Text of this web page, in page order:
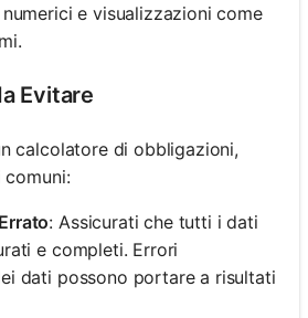
e visualizzazioni come
Evitare
calcolatore di obbligazioni,
: Assicurati che tutti i dati
e completi. Errori
dati possono portare a risultati